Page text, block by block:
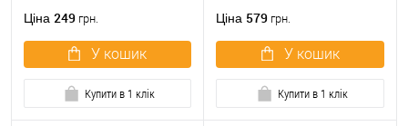
Ціна 249 грн.
У кошик
Купити в 1 клік
Ціна 579 грн.
У кошик
Купити в 1 клік